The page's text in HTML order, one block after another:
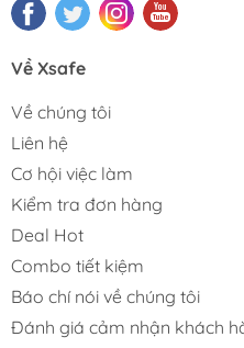
Về Xsafe
Về chúng tôi
Liên hệ
Cơ hội việc làm
Kiểm tra đơn hàng
Deal Hot
Combo tiết kiệm
Báo chí nói về chúng tôi
Đánh giá cảm nhận khách